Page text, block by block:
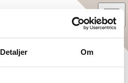
Detaljer Om